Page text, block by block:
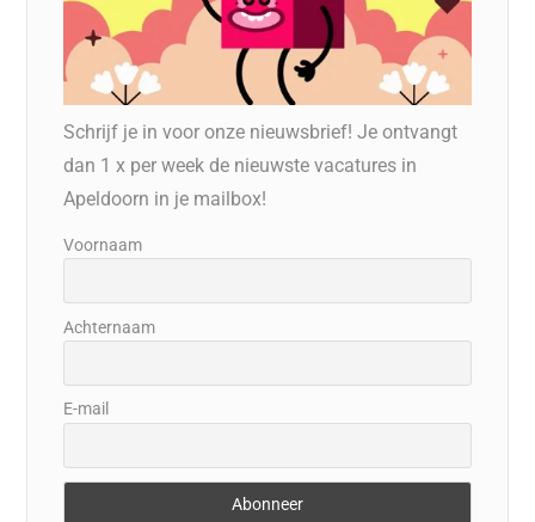
Schrijf je in voor onze nieuwsbrief! Je ontvangt
dan 1 x per week de nieuwste vacatures in
Apeldoorn in je mailbox!
Voornaam
Achternaam
E-mail